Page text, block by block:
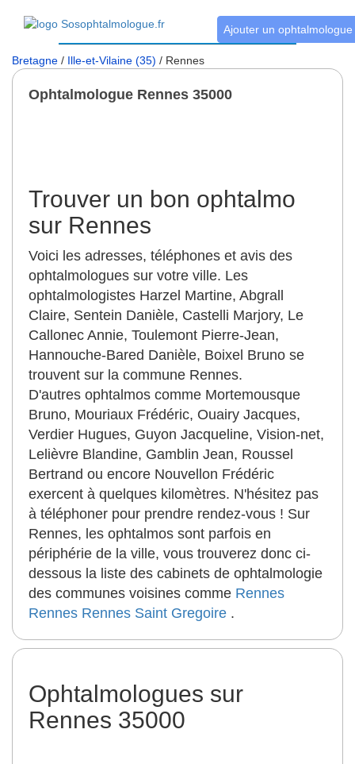
Ajouter un ophtalmologue
Bretagne / Ille-et-Vilaine (35) / Rennes
Ophtalmologue Rennes 35000
Trouver un bon ophtalmo
sur Rennes
Voici les adresses, téléphones et avis des
ophtalmologues sur votre ville. Les
ophtalmologistes Harzel Martine, Abgrall
Claire, Sentein Danièle, Castelli Marjory, Le
Callonec Annie, Toulemont Pierre-Jean,
Hannouche-Bared Danièle, Boixel Bruno se
trouvent sur la commune Rennes.
D'autres ophtalmos comme Mortemousque
Bruno, Mouriaux Frédéric, Ouairy Jacques,
Verdier Hugues, Guyon Jacqueline, Vision-net,
Lelièvre Blandine, Gamblin Jean, Roussel
Bertrand ou encore Nouvellon Frédéric
exercent à quelques kilomètres. N'hésitez pas
à téléphoner pour prendre rendez-vous ! Sur
Rennes, les ophtalmos sont parfois en
périphérie de la ville, vous trouverez donc ci-
dessous la liste des cabinets de ophtalmologie
des communes voisines comme Rennes
Rennes Rennes Saint Gregoire .
Ophtalmologues sur
Rennes 35000